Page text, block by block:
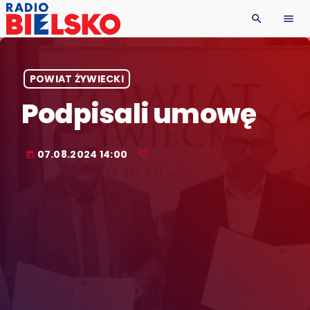
search menu
POWIAT ŻYWIECKI
Podpisali umowę
today 07.08.2024 14:00